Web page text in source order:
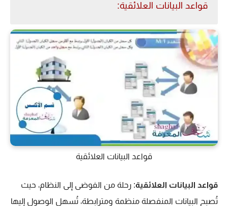
قواعد البيانات العلائقية:
قواعد البيانات العلائقية
قواعد البيانات العلائقية: رحلة من الفوضى إلى النظام، حيث
تُصبح البيانات المنفصلة منظمة ومترابطة، تُسهل الوصول إليها